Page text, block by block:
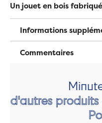
Un jouet en bois
Informations
Commentaires
d'autres